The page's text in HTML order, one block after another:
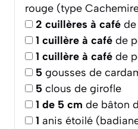
rouge (type
2 cuillères à café
1 cuillère à café de
1 cuillère à café de
5 gousses de
5 clous de girofle
1 de 5 cm de bâton
1 anis étoilé